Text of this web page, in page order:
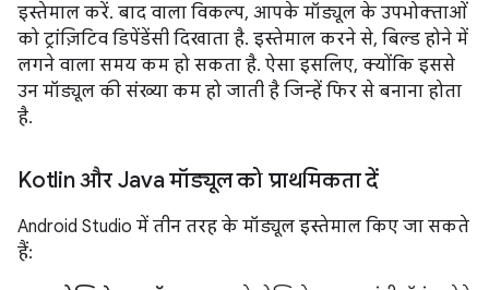
इस्तेमाल करें. बाद वाला विकल्प, आपके मॉड्यूल के उपभोक्ताओं
को ट्रांज़िटिव डिपेंडेंसी दिखाता है. इस्तेमाल करने से, बिल्ड होने में
लगने वाला समय कम हो सकता है. ऐसा इसलिए, क्योंकि इससे
उन मॉड्यूल की संख्या कम हो जाती है जिन्हें फिर से बनाना होता
है.
Kotlin और Java मॉड्यूल को प्राथमिकता दें
Android Studio में तीन तरह के मॉड्यूल इस्तेमाल किए जा सकते
हैं: